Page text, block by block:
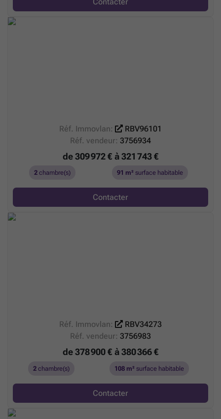
Réf. Immovlan:
RBV96101
Réf. vendeur: 3756934
de 309 972 € à 321 743 €
2 chambre(s) 91 m² surface habitable
Contacter
Réf. Immovlan:
RBV34273
Réf. vendeur: 3756983
de 378 900 € à 380 366 €
2 chambre(s) 108 m² surface habitable
Contacter